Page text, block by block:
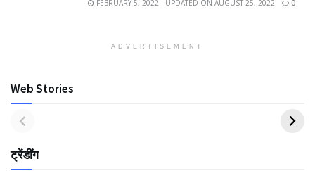
FEBRUARY 5, 2022 - UPDATED ON AUGUST 25, 2022
0
ADVERTISEMENT
Web Stories
ट्रेंडींग